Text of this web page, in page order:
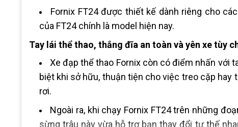
Fornix FT24 được thiết kế dành riêng cho
của FT24 chính là model hiện nay.
Tay lái thể thao, thắng đĩa an toàn và yên xe tùy
Xe đạp thể thao Fornix còn có điểm nhấn với
biệt khi sở hữu, thuận tiện cho việc treo cặp hay
rơi.
Ngoài ra, khi chạy Fornix FT24 trên những
sừng trâu này vừa hỗ trợ bạn thay đổi tư thế